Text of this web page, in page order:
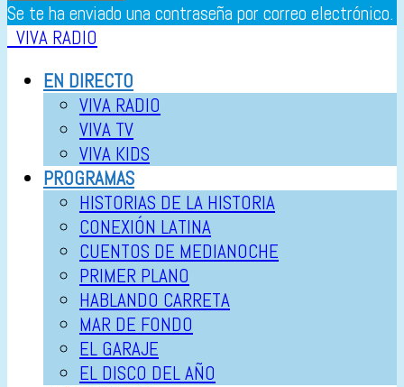
Se te ha enviado una contraseña por correo electrónico.
VIVA RADIO
EN DIRECTO
VIVA RADIO
VIVA TV
VIVA KIDS
PROGRAMAS
HISTORIAS DE LA HISTORIA
CONEXIÓN LATINA
CUENTOS DE MEDIANOCHE
PRIMER PLANO
HABLANDO CARRETA
MAR DE FONDO
EL GARAJE
EL DISCO DEL AÑO